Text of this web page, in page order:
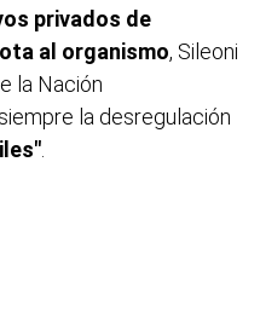
privados de
al organismo, Sileoni
la Nación
la desregulación